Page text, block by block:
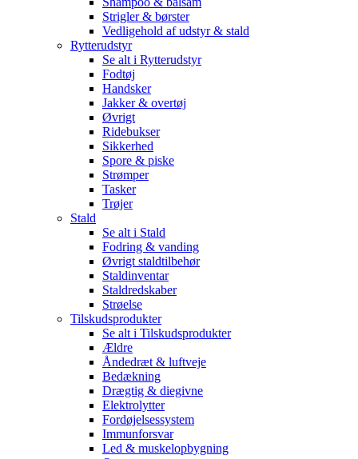
Strigler & børster
Vedligehold af udstyr & stald
Rytterudstyr
Se alt i Rytterudstyr
Fodtøj
Handsker
Jakker & overtøj
Øvrigt
Ridebukser
Sikkerhed
Spore & piske
Strømper
Tasker
Trøjer
Stald
Se alt i Stald
Fodring & vanding
Øvrigt staldtilbehør
Staldinventar
Staldredskaber
Strøelse
Tilskudsprodukter
Se alt i Tilskudsprodukter
Ældre
Åndedræt & luftveje
Bedækning
Drægtig & diegivne
Elektrolytter
Fordøjelsessystem
Immunforsvar
Led & muskelopbygning